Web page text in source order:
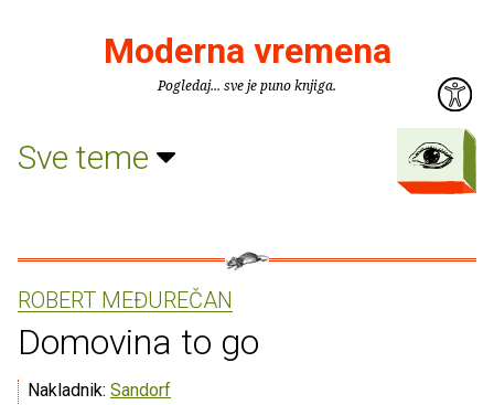
Moderna vremena
Pogledaj... sve je puno knjiga.
Sve teme
ROBERT MEĐUREČAN
Domovina to go
Nakladnik: Sandorf